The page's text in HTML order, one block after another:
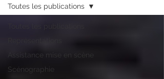
Assistance mise en scène
Scénographie
Toutes les publications